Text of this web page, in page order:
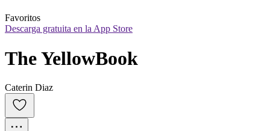
Favoritos
Descarga gratuita en la App Store
The YellowBook
Caterin Diaz